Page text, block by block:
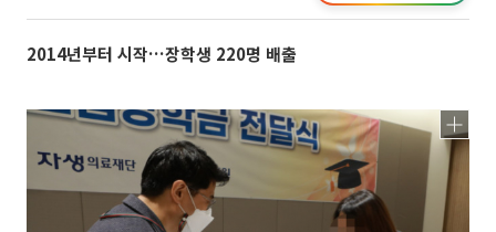
2014년부터 시작…장학생 220명 배출